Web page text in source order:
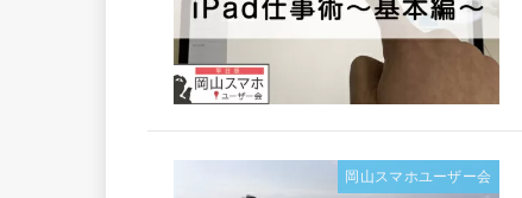
岡山スマホユーザー会